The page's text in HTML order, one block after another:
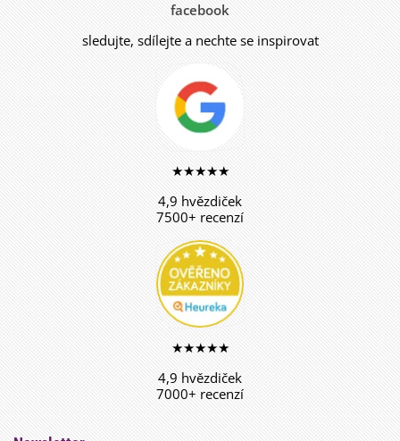
facebook
sledujte, sdílejte a nechte se inspirovat
★★★★★
4,9 hvězdiček
7500+ recenzí
★★★★★
4,9 hvězdiček
7000+ recenzí